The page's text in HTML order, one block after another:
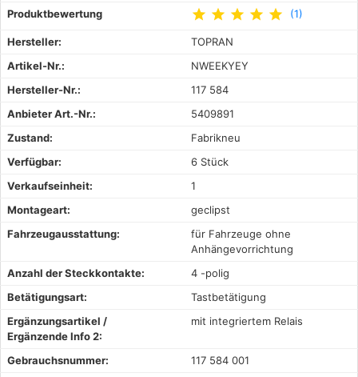
Produktbewertung star star star star star (1)
Hersteller:
TOPRAN
Artikel-Nr.:
NWEEKYEY
Hersteller-Nr.:
117 584
Anbieter Art.-Nr.:
5409891
Zustand:
Fabrikneu
Verfügbar:
6 Stück
Verkaufseinheit:
1
Montageart:
geclipst
Fahrzeugausstattung:
für Fahrzeuge ohne
Anhängevorrichtung
Anzahl der Steckkontakte:
4 -polig
Betätigungsart:
Tastbetätigung
Ergänzungsartikel /
Ergänzende Info 2:
mit integriertem Relais
Gebrauchsnummer:
117 584 001